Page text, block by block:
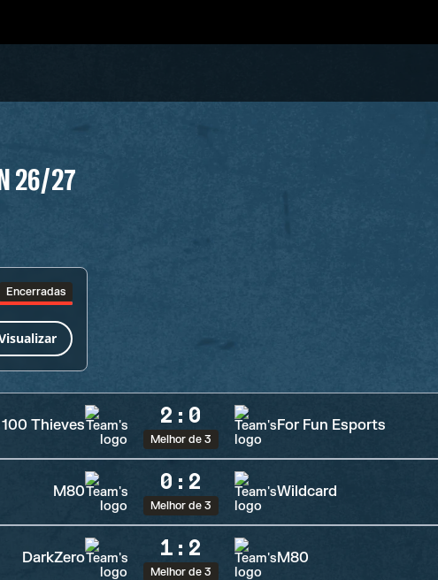
26/27
Encerradas
100 Thieves 2 : 0
Melhor de 3
For Fun Esports
M80 0 : 2
Melhor de 3
Wildcard
DarkZero 1 : 2
Melhor de 3
M80